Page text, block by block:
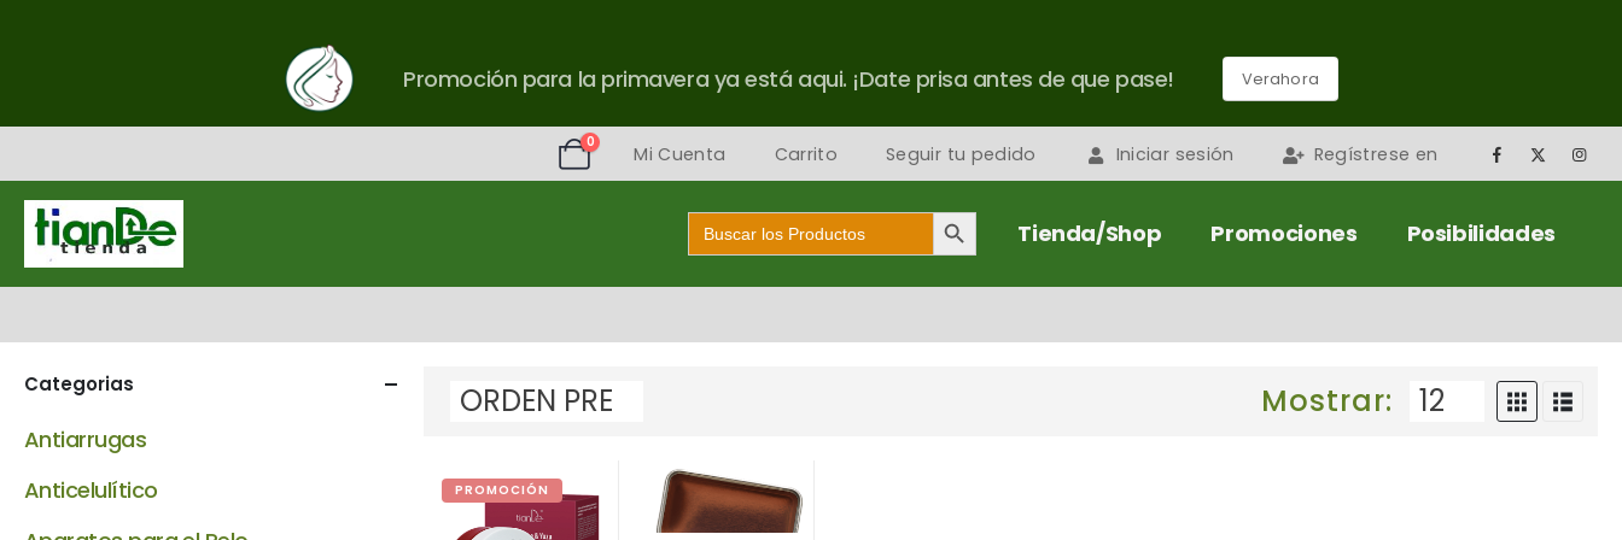
Promoción para la primavera ya está aqui. ¡Date prisa antes de que pase! Verahora
0
Mi Cuenta Carrito Seguir tu pedido Iniciar sesión Regístrese en
Buscar: Botón de búsqueda
Tienda/Shop Promociones Posibilidades
Mostrar:
PROMOCIÓN
Categorias
Antiarrugas
Anticelulítico